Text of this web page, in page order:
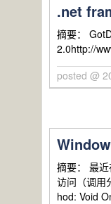
.net
摘要：
2.0http://
posted @
摘要： 最
访问（调用
hod: Void